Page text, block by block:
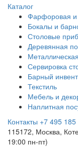
Каталог
Фарфоровая и
Бокалы и
Столовые
Деревянная
Сервировка
Барный
Текстиль
Мебель и
Наплитная
Контакты +7 495 185
115172, Москва,
19:00 пн-пт)